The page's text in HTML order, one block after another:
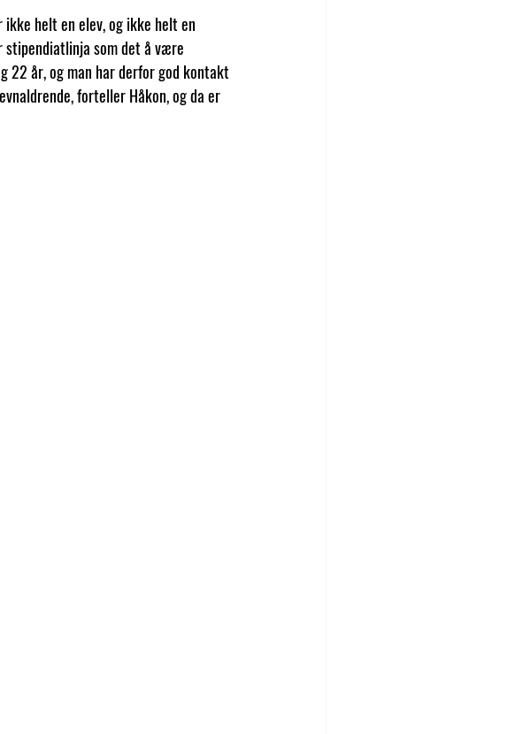
helt en elev, og ikke helt en
stipendiatlinja som det å være
22 år, og man har derfor god kontakt
forteller Håkon, og da er